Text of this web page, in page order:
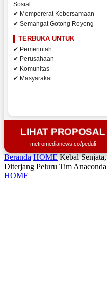
Sosial
✔ Mempererat Kebersamaan
✔ Semangat Gotong Royong
TERBUKA UNTUK
✔ Pemerintah
✔ Perusahaan
✔ Komunitas
✔ Masyarakat
LIHAT PROPOSAL
metromedianews.co/peduli
Beranda HOME Kebal
Diterjang Peluru Tim
HOME